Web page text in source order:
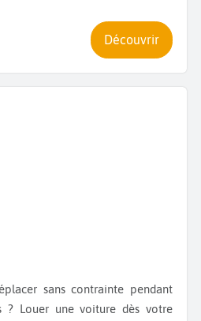
Découvrir
sans contrainte pendant
? Louer une voiture dès votre